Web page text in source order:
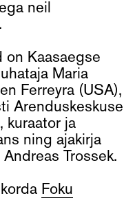
neil
on Kaasaegse
Maria
Ferreyra (USA),
Arenduskeskuse
kuraator ja
ning ajakirja
Trossek.
Foku